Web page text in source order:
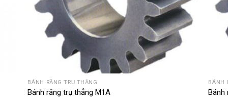
BÁNH RĂNG TRỤ THẲNG
Bánh răng trụ thẳng M1A
BÁNH
Bánh